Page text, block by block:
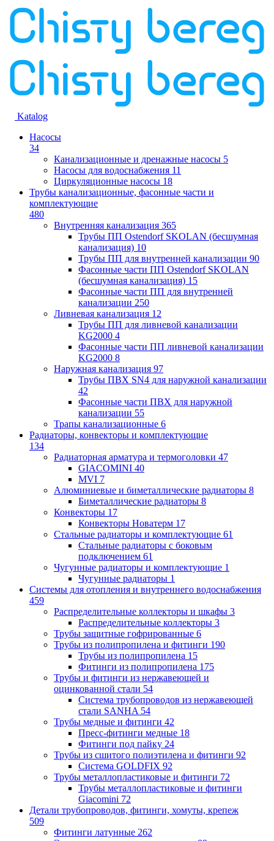
Katalog
Насосы
34
Канализационные и дренажные насосы 5
Насосы для водоснабжения 11
Циркуляционные насосы 18
Трубы канализационные, фасонные части и
комплектующие
480
Внутренняя канализация 365
Трубы ПП Ostendorf SKOLAN (бесшумная
канализация) 10
Трубы ПП для внутренней канализации 90
Фасонные части ПП Ostendorf SKOLAN
(бесшумная канализация) 15
Фасонные части ПП для внутренней
канализации 250
Ливневая канализация 12
Трубы ПП для ливневой канализации
KG2000 4
Фасонные части ПП ливневой канализации
KG2000 8
Наружная канализация 97
Трубы ПВХ SN4 для наружной канализации
42
Фасонные части ПВХ для наружной
канализации 55
Трапы канализационные 6
Радиаторы, конвекторы и комплектующие
134
Радиаторная арматура и термоголовки 47
GIACOMINI 40
MVI 7
Алюминиевые и биметаллические радиаторы 8
Биметаллические радиаторы 8
Конвекторы 17
Конвекторы Новатерм 17
Стальные радиаторы и комплектующие 61
Стальные радиаторы с боковым
подключением 61
Чугунные радиаторы и комплектующие 1
Чугунные радиаторы 1
Системы для отопления и внутреннего водоснабжения
459
Распределительные коллекторы и шкафы 3
Распределительные коллекторы 3
Трубы защитные гофрированные 6
Трубы из полипропилена и фитинги 190
Трубы из полипропилена 15
Фитинги из полипропилена 175
Трубы и фитинги из нержавеющей и
оцинкованной стали 54
Система трубопроводов из нержавеющей
стали SANHA 54
Трубы медные и фитинги 42
Пресс-фитинги медные 18
Фитинги под пайку 24
Трубы из сшитого полиэтилена и фитинги 92
Система GOLDFIX 92
Трубы металлопластиковые и фитинги 72
Трубы металлопластиковые и фитинги
Giacomini 72
Детали трубопроводов, фитинги, хомуты, крепеж
509
Фитинги латунные 262